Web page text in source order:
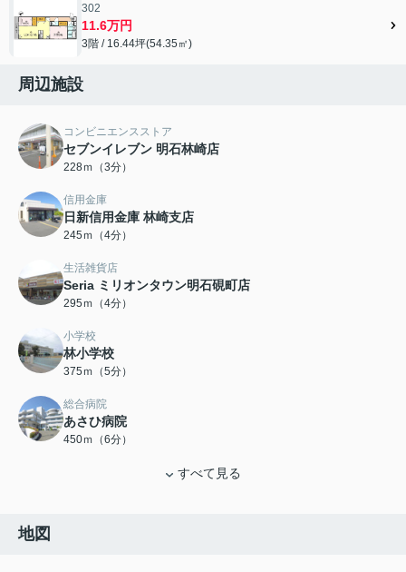
302
11.6万円
3階 / 16.44坪(54.35㎡)
周辺施設
コンビニエンスストア
セブンイレブン 明石林崎店
228ｍ（3分）
信用金庫
日新信用金庫 林崎支店
245ｍ（4分）
生活雑貨店
Seria ミリオンタウン明石硯町店
295ｍ（4分）
小学校
林小学校
375ｍ（5分）
総合病院
あさひ病院
450ｍ（6分）
すべて見る
地図